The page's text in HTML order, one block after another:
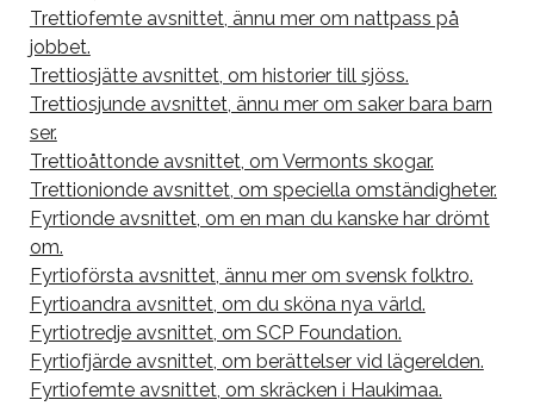
Trettiofemte avsnittet, ännu mer om nattpass på
jobbet.
Trettiosjätte avsnittet, om historier till sjöss.
Trettiosjunde avsnittet, ännu mer om saker bara barn
ser.
Trettioåttonde avsnittet, om Vermonts skogar.
Trettionionde avsnittet, om speciella omständigheter.
Fyrtionde avsnittet, om en man du kanske har drömt
om.
Fyrtioförsta avsnittet, ännu mer om svensk folktro.
Fyrtioandra avsnittet, om du sköna nya värld.
Fyrtiotredje avsnittet, om SCP Foundation.
Fyrtiofjärde avsnittet, om berättelser vid lägerelden.
Fyrtiofemte avsnittet, om skräcken i Haukimaa.